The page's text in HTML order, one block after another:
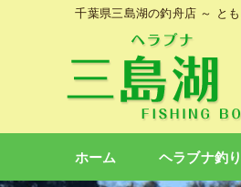
千葉県三島湖の釣舟店 ～ と
ホーム ヘラブナ釣り